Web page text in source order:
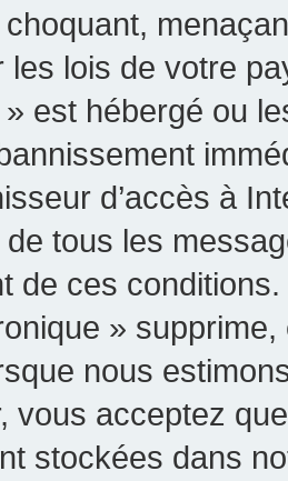
les lois de votre
est hébergé ou
d’accès à
de tous les
de ces
»
nous
vous acceptez
stockées dans